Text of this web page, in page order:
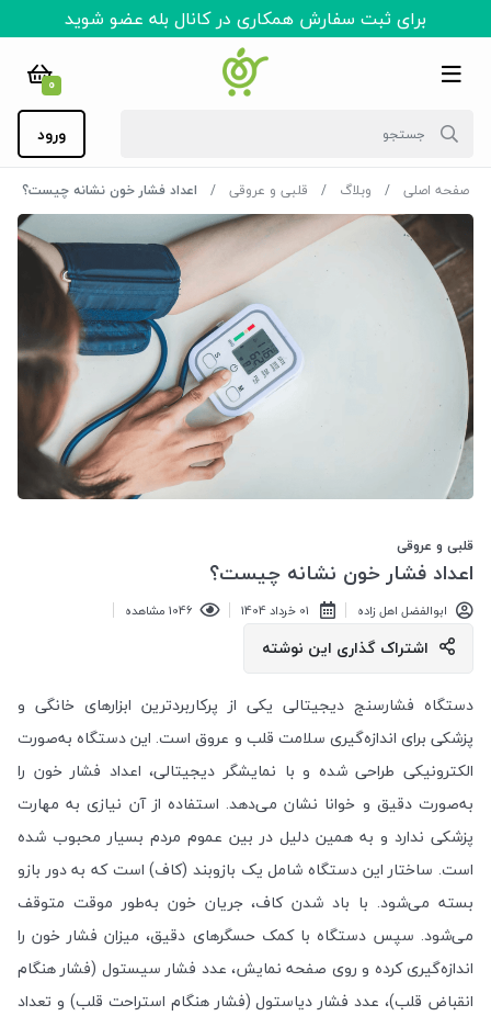
برای ثبت سفارش همکاری در کانال بله عضو شوید
0
ورود
صفحه اصلی وبلاگ قلبی و عروقی اعداد فشار خون نشانه چیست؟
قلبی و عروقی
اعداد فشار خون نشانه چیست؟
ابوالفضل اهل زاده 01 خرداد 1404 1046 مشاهده
اشتراک گذاری این نوشته
دستگاه فشارسنج دیجیتالی یکی از پرکاربردترین ابزارهای خانگی و
پزشکی برای اندازه‌گیری سلامت قلب و عروق است. این دستگاه به‌صورت
الکترونیکی طراحی شده و با نمایشگر دیجیتالی، اعداد فشار خون را
به‌صورت دقیق و خوانا نشان می‌دهد. استفاده از آن نیازی به مهارت
پزشکی ندارد و به همین دلیل در بین عموم مردم بسیار محبوب شده
است. ساختار این دستگاه شامل یک بازوبند (کاف) است که به دور بازو
بسته می‌شود. با باد شدن کاف، جریان خون به‌طور موقت متوقف
می‌شود. سپس دستگاه با کمک حسگرهای دقیق، میزان فشار خون را
اندازه‌گیری کرده و روی صفحه نمایش، عدد فشار سیستول (فشار هنگام
انقباض قلب)، عدد فشار دیاستول (فشار هنگام استراحت قلب) و تعداد